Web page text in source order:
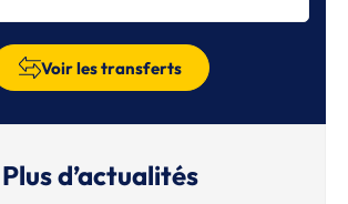
Voir les transferts
Plus d’actualités